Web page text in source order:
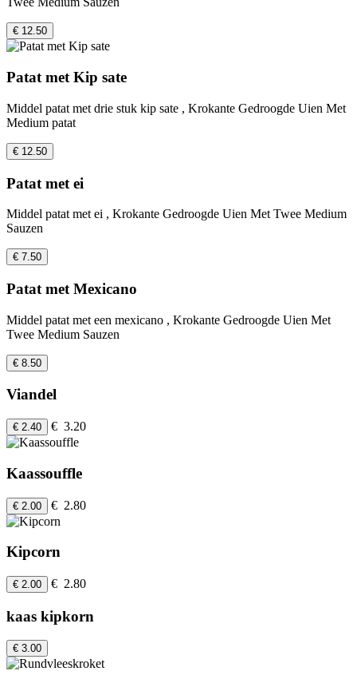
€ 12.50
Patat met Kip sate
Middel patat met drie stuk kip sate , Krokante Gedroogde Uien Met
Medium patat
€ 12.50
Patat met ei
Middel patat met ei , Krokante Gedroogde Uien Met Twee Medium
Sauzen
€ 7.50
Patat met Mexicano
Middel patat met een mexicano , Krokante Gedroogde Uien Met
Twee Medium Sauzen
€ 8.50
Viandel
€ 2.40 € 3.20
Kaassouffle
€ 2.00 € 2.80
Kipcorn
€ 2.00 € 2.80
kaas kipkorn
€ 3.00